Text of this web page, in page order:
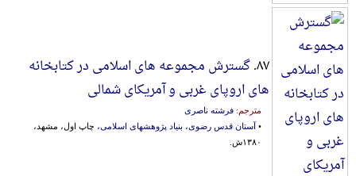
۸۷. گسترش مجموعه های اسلامی در کتابخانه
های اروپای غربی و آمریکای شمالی
مترجم: فرشته ناصری
• آستان قدس رضوی، بنیاد پژوهشهای اسلامی، چاپ اول، مشهد،
۱۳۸۰ش.